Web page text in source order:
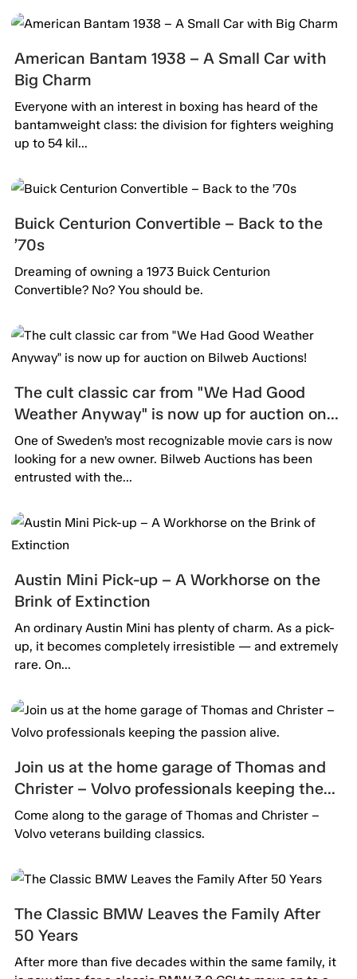
American Bantam 1938 – A Small Car with
Big Charm
Everyone with an interest in boxing has heard of the
bantamweight class: the division for fighters weighing
up to 54 kil...
Buick Centurion Convertible – Back to the
’70s
Dreaming of owning a 1973 Buick Centurion
Convertible? No? You should be.
The cult classic car from "We Had Good
Weather Anyway" is now up for auction on
Bilweb Auctions!
One of Sweden’s most recognizable movie cars is now
looking for a new owner. Bilweb Auctions has been
entrusted with the...
Austin Mini Pick-up – A Workhorse on the
Brink of Extinction
An ordinary Austin Mini has plenty of charm. As a pick-
up, it becomes completely irresistible — and extremely
rare. On...
Join us at the home garage of Thomas and
Christer – Volvo professionals keeping the
passion alive.
Come along to the garage of Thomas and Christer –
Volvo veterans building classics.
The Classic BMW Leaves the Family After
50 Years
After more than five decades within the same family, it